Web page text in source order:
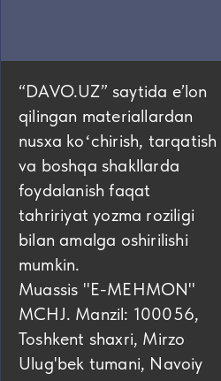
“DAVO.UZ” saytida eʼlon
qilingan materiallardan
nusxa koʻchirish, tarqatish
va boshqa shakllarda
foydalanish faqat
tahririyat yozma roziligi
bilan amalga oshirilishi
mumkin.
Muassis "E-MEHMON"
MCHJ. Manzil: 100056,
Toshkent shaxri, Mirzo
Ulug'bek tumani, Navoiy